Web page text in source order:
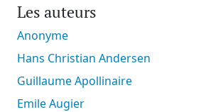
Les auteurs
Anonyme
Hans Christian Andersen
Guillaume Apollinaire
Emile Augier